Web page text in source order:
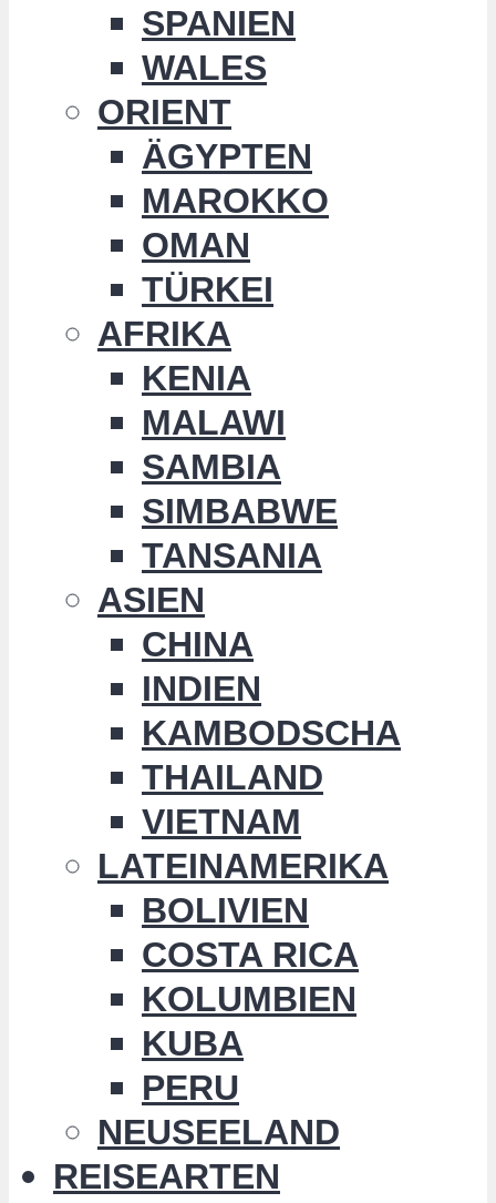
SPANIEN
WALES
ORIENT
ÄGYPTEN
MAROKKO
OMAN
TÜRKEI
AFRIKA
KENIA
MALAWI
SAMBIA
SIMBABWE
TANSANIA
ASIEN
CHINA
INDIEN
KAMBODSCHA
THAILAND
VIETNAM
LATEINAMERIKA
BOLIVIEN
COSTA RICA
KOLUMBIEN
KUBA
PERU
NEUSEELAND
REISEARTEN